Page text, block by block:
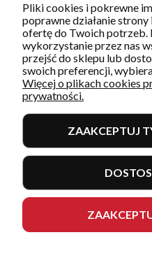
Serwis
pon-pt: 8:30 - 16:30
577 609 633
INFORMACJE
MOJE KONTO I
Pliki cookies i pokrewne
poprawne działanie
ofertę do Twoich potrzeb.
wykorzystanie przez nas
przejść do sklepu lub
swoich preferencji,
Więcej o plikach cookies
prywatności.
ZAAKCEPTUJ